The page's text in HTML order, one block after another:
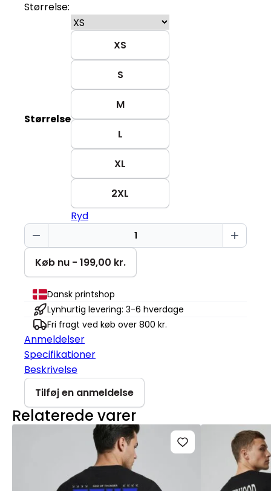
Størrelse:
Størrelse
XS
S
M
L
XL
2XL
Ryd
Advarsel
pigetur
Stella
Muser
antal
Køb nu - 199,00 kr.
Dansk printshop
Lynhurtig levering: 3-6 hverdage
Fri fragt ved køb over 800 kr.
Anmeldelser
Specifikationer
Beskrivelse
Tilføj en anmeldelse
Relaterede varer